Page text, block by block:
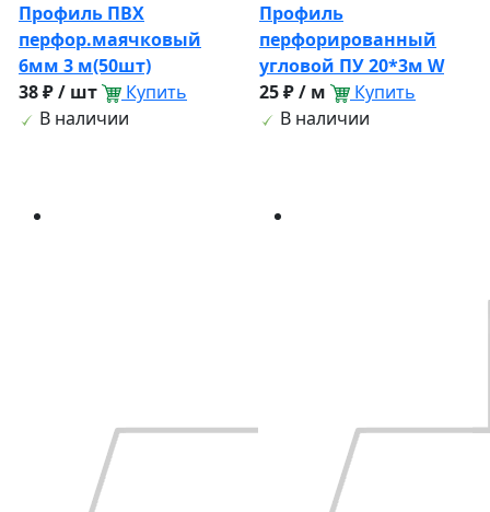
Профиль ПВХ
перфор.маячковый
6мм 3 м(50шт)
38 ₽ / шт
Купить
В наличии
Профиль
перфорированный
угловой ПУ 20*3м W
25 ₽ / м
Купить
В наличии